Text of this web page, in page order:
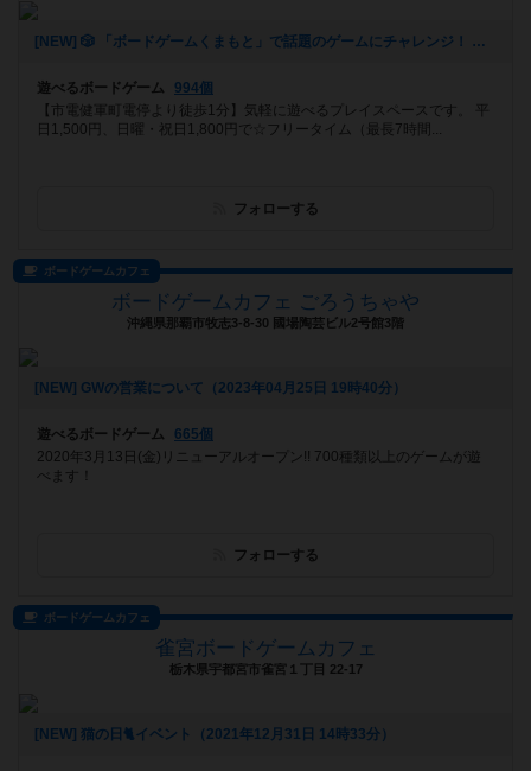
[NEW] 🎲 「ボードゲームくまもと」で話題のゲームにチャレンジ！ 🚀✨（2024年12月16日 12時53分）
遊べるボードゲーム
994個
【市電健軍町電停より徒歩1分】気軽に遊べるプレイスペースです。 平
日1,500円、日曜・祝日1,800円で☆フリータイム（最長7時間...
フォローする
ボードゲームカフェ
ボードゲームカフェ ごろうちゃや
沖縄県那覇市牧志3-8-30 國場陶芸ビル2号館3階
[NEW] GWの営業について（2023年04月25日 19時40分）
遊べるボードゲーム
665個
2020年3月13日(金)リニューアルオープン!! 700種類以上のゲームが遊
べます！
フォローする
ボードゲームカフェ
雀宮ボードゲームカフェ
栃木県宇都宮市雀宮１丁目 22-17
[NEW] 猫の日🐈イベント（2021年12月31日 14時33分）